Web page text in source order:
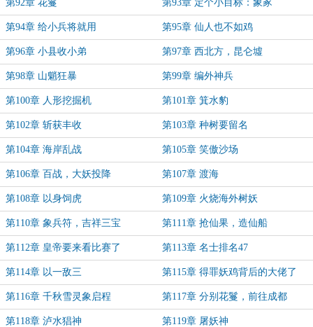
第92章 花鬘 第93章 定个小目标：象冢
第94章 给小兵将就用 第95章 仙人也不如鸡
第96章 小县收小弟 第97章 西北方，昆仑墟
第98章 山魈狂暴 第99章 编外神兵
第100章 人形挖掘机 第101章 箕水豹
第102章 斩获丰收 第103章 种树要留名
第104章 海岸乱战 第105章 笑傲沙场
第106章 百战，大妖投降 第107章 渡海
第108章 以身饲虎 第109章 火烧海外树妖
第110章 象兵符，吉祥三宝 第111章 抢仙果，造仙船
第112章 皇帝要来看比赛了 第113章 名士排名47
第114章 以一敌三 第115章 得罪妖鸡背后的大佬了
第116章 千秋雪灵象启程 第117章 分别花鬘，前往成都
第118章 泸水猖神 第119章 屠妖神